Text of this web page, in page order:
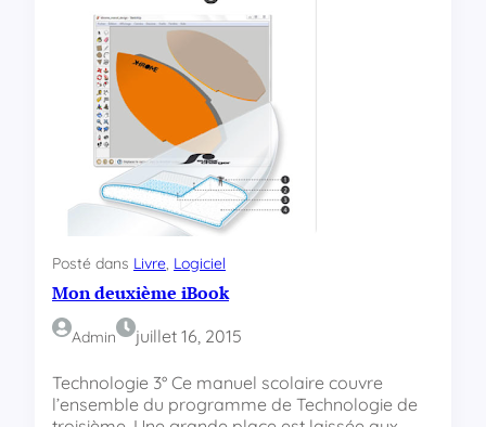
f
o
r
t
q
u
e
n
2
1
Posté dans Livre, Logiciel
Mon deuxième iBook
Admin juillet 16, 2015
Technologie 3° Ce manuel scolaire couvre
l’ensemble du programme de Technologie de